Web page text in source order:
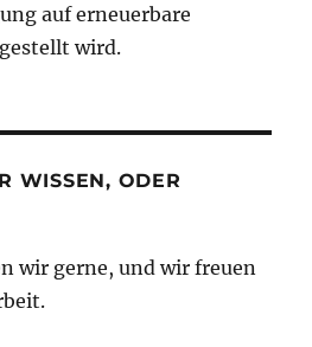
auf erneuerbare
wird.
WISSEN, ODER
wir gerne, und wir freuen